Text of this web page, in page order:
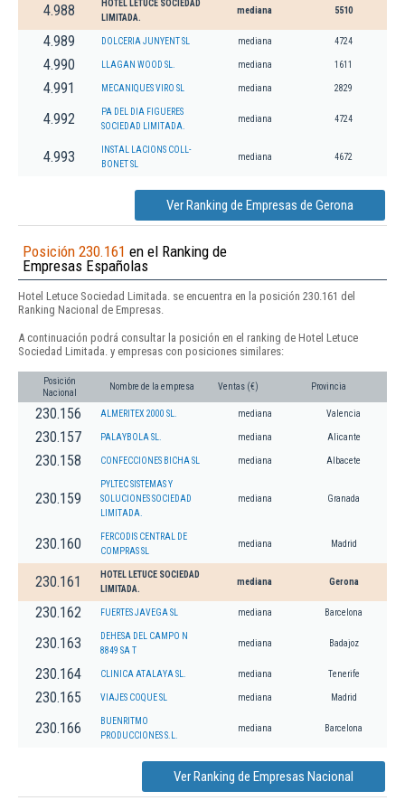
4.988
HOTEL LETUCE SOCIEDAD
LIMITADA.
mediana 5510
4.989 DOLCERIA JUNYENT SL mediana 4724
4.990 LLAGAN WOOD SL. mediana 1611
4.991 MECANIQUES VIRO SL mediana 2829
4.992
PA DEL DIA FIGUERES
SOCIEDAD LIMITADA.
mediana 4724
4.993
INSTAL LACIONS COLL-
BONET SL
mediana 4672
Ver Ranking de Empresas de Gerona
Posición 230.161 en el Ranking de
Empresas Españolas
Hotel Letuce Sociedad Limitada. se encuentra en la posición 230.161 del
Ranking Nacional de Empresas.
A continuación podrá consultar la posición en el ranking de Hotel Letuce
Sociedad Limitada. y empresas con posiciones similares:
Posición
Nacional
Nombre de la empresa Ventas (€) Provincia
230.156 ALMERITEX 2000 SL. mediana Valencia
230.157 PALAYBOLA SL. mediana Alicante
230.158 CONFECCIONES BICHA SL mediana Albacete
230.159
PYLTEC SISTEMAS Y
SOLUCIONES SOCIEDAD
LIMITADA.
mediana Granada
230.160
FERCODIS CENTRAL DE
COMPRAS SL
mediana Madrid
230.161
HOTEL LETUCE SOCIEDAD
LIMITADA.
mediana Gerona
230.162 FUERTES JAVEGA SL mediana Barcelona
230.163
DEHESA DEL CAMPO N
8849 SA T
mediana Badajoz
230.164 CLINICA ATALAYA SL. mediana Tenerife
230.165 VIAJES COQUE SL mediana Madrid
230.166
BUENRITMO
PRODUCCIONES S.L.
mediana Barcelona
Ver Ranking de Empresas Nacional